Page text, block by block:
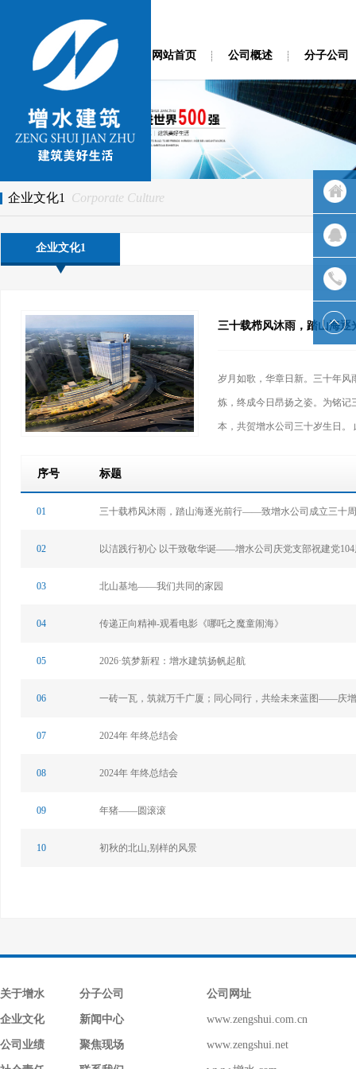
网站首页 公司概述 分子公司
返回首
页
QQ客服
联系我
企业文化1 Corporate Culture
企业文化1
三十载栉风沐雨，踏山海
岁月如歌，华章日新。三十年风
炼，终成今日昂扬之姿。为铭记
本，共贺增水公司三十岁生日。
序号 标题
01 三十载栉风沐雨，踏山海逐光前行——致增水公司成立三十
02 以洁践行初心 以干致敬华诞——增水公司庆党支部祝建党104
03 北山基地——我们共同的家园
04 传递正向精神-观看电影《哪吒之魔童闹海》
05 2026·筑梦新程：增水建筑扬帆起航
06 一砖一瓦，筑就万千广厦；同心同行，共绘未来蓝图——庆
07 2024年 年终总结会
08 2024年 年终总结会
09 年猪——圆滚滚
10 初秋的北山,别样的风景
关于增水 分子公司
企业文化 新闻中心
公司业绩 聚焦现场
公司网址
www.zengshui.com.cn
www.zengshui.net